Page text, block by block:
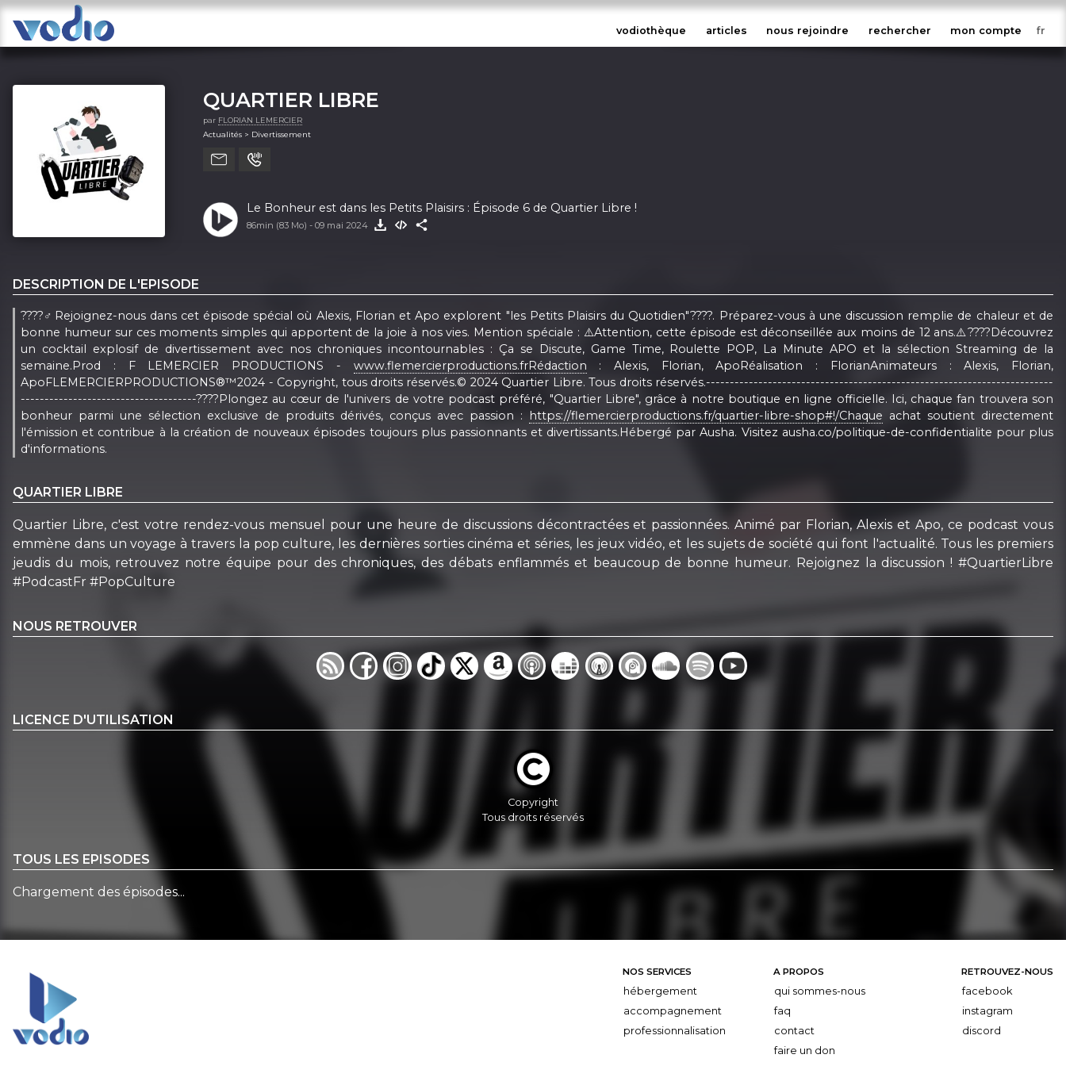
vodiothèque articles nous rejoindre rechercher mon compte
QUARTIER LIBRE
par FLORIAN LEMERCIER
Actualités > Divertissement
Le Bonheur est dans les Petits Plaisirs : Épisode 6 de Quartier Libre !
86min (83 Mo) - 09 mai 2024
DESCRIPTION DE L'EPISODE
????‍♂️Rejoignez-nous dans cet épisode spécial où Alexis, Florian et Apo explorent "les Petits Plaisirs du Quotidien"????. Préparez-vous à une discussion remplie de chaleur et de
bonne humeur sur ces moments simples qui apportent de la joie à nos vies. Mention spéciale : ⚠️Attention, cette épisode est déconseillée aux moins de 12 ans.⚠️????Découvrez
un cocktail explosif de divertissement avec nos chroniques incontournables : Ça se Discute, Game Time, Roulette POP, La Minute APO et la sélection Streaming de la
semaine.Prod : F LEMERCIER PRODUCTIONS - www.flemercierproductions.frRédaction : Alexis, Florian, ApoRéalisation : FlorianAnimateurs : Alexis, Florian,
ApoFLEMERCIERPRODUCTIONS®™2024 - Copyright, tous droits réservés.© 2024 Quartier Libre. Tous droits réservés.-------------------------------------------------------------------------
-------------------------------------????️Plongez au cœur de l'univers de votre podcast préféré, "Quartier Libre", grâce à notre boutique en ligne officielle. Ici, chaque fan trouvera son
bonheur parmi une sélection exclusive de produits dérivés, conçus avec passion : https://flemercierproductions.fr/quartier-libre-shop#!/Chaque achat soutient directement
l'émission et contribue à la création de nouveaux épisodes toujours plus passionnants et divertissants.Hébergé par Ausha. Visitez ausha.co/politique-de-confidentialite pour plus
d'informations.
QUARTIER LIBRE
Quartier Libre, c'est votre rendez-vous mensuel pour une heure de discussions décontractées et passionnées. Animé par Florian, Alexis et Apo, ce podcast vous
emmène dans un voyage à travers la pop culture, les dernières sorties cinéma et séries, les jeux vidéo, et les sujets de société qui font l'actualité. Tous les premiers
jeudis du mois, retrouvez notre équipe pour des chroniques, des débats enflammés et beaucoup de bonne humeur. Rejoignez la discussion ! #QuartierLibre
#PodcastFr #PopCulture
NOUS RETROUVER
LICENCE D'UTILISATION
Copyright
Tous droits réservés
TOUS LES EPISODES
Chargement des épisodes...
NOS SERVICES
hébergement
accompagnement
professionnalisation
A PROPOS
qui sommes-nous
faq
contact
faire un don
RETROUVEZ-NOUS
facebook
instagram
discord